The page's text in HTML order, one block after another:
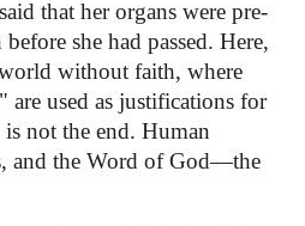
that her organs were pre-
she had passed. Here,
without faith, where
used as justifications for
not the end. Human
and the Word of God—the